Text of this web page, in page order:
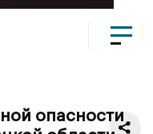
опасности